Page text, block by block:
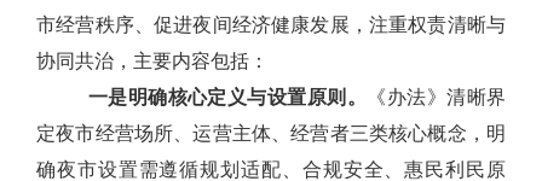
市经营秩序、促进夜间经济健康发展，注重权责清晰与
协同共治，主要内容包括：
一是明确核心定义与设置原则。
《办法》清晰界
定夜市经营场所、运营主体、经营者三类核心概念，明
确夜市设置需遵循规划适配、合规安全、惠民利民原